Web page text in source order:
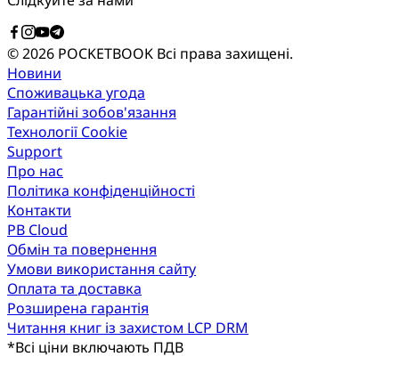
© 2026 POCKETBOOK Всі права захищені.
Новини
Споживацька угода
Гарантійні зобов'язання
Технології Cookie
Support
Про нас
Політика конфіденційності
Контакти
PB Cloud
Обмін та повернення
Умови використання сайту
Оплата та доставка
Розширена гарантія
Читання книг із захистом LCP DRM
*Всі ціни включають ПДВ